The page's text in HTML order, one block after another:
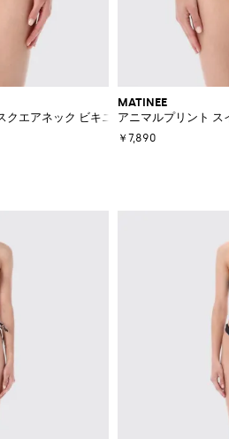
クエアネック ビキニトップ
MATINEE
アニマルプリント
￥7,890